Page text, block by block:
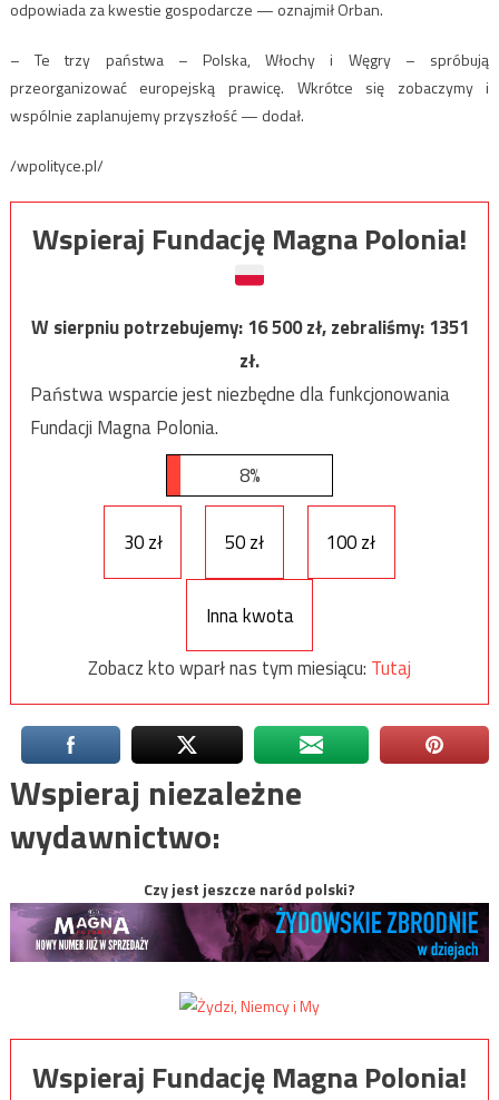
odpowiada za kwestie gospodarcze — oznajmił Orban.
– Te trzy państwa – Polska, Włochy i Węgry – spróbują
przeorganizować europejską prawicę. Wkrótce się zobaczymy i
wspólnie zaplanujemy przyszłość — dodał.
/wpolityce.pl/
Wspieraj Fundację Magna Polonia!
W sierpniu potrzebujemy:16 500zł, zebraliśmy:1351
zł.
Państwa wsparcie jest niezbędne dla funkcjonowania
Fundacji Magna Polonia.
8%
30 zł 50 zł 100 zł
Inna kwota
Zobacz kto wparł nas tym miesiącu: Tutaj
Wspieraj niezależne
wydawnictwo:
Czy jest jeszcze naród polski?
Wspieraj Fundację Magna Polonia!